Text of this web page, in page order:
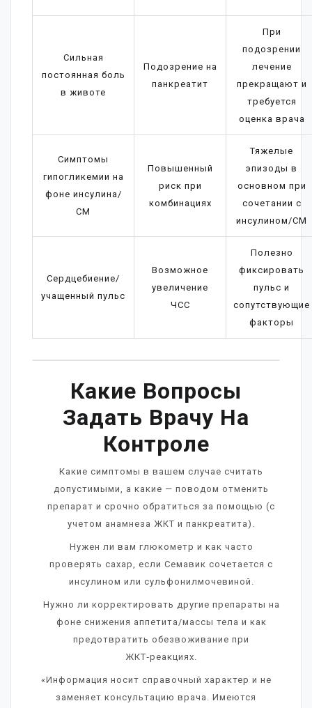
Сильная
постоянная боль
в животе
Подозрение на
панкреатит
При
подозрении
лечение
прекращают и
требуется
оценка врача
Симптомы
гипогликемии на
фоне инсулина/
СМ
Повышенный
риск при
комбинациях
Тяжелые
эпизоды в
основном при
сочетании с
инсулином/СМ
Сердцебиение/
учащенный пульс
Возможное
увеличение
ЧСС
Полезно
фиксировать
пульс и
сопутствующие
факторы
Какие Вопросы
Задать Врачу На
Контроле
Какие симптомы в вашем случае считать
допустимыми, а какие — поводом отменить
препарат и срочно обратиться за помощью (с
учетом анамнеза ЖКТ и панкреатита).
Нужен ли вам глюкометр и как часто
проверять сахар, если Семавик сочетается с
инсулином или сульфонилмочевиной.
Нужно ли корректировать другие препараты на
фоне снижения аппетита/массы тела и как
предотвратить обезвоживание при
ЖКТ‑реакциях.
«Информация носит справочный характер и не
заменяет консультацию врача. Имеются